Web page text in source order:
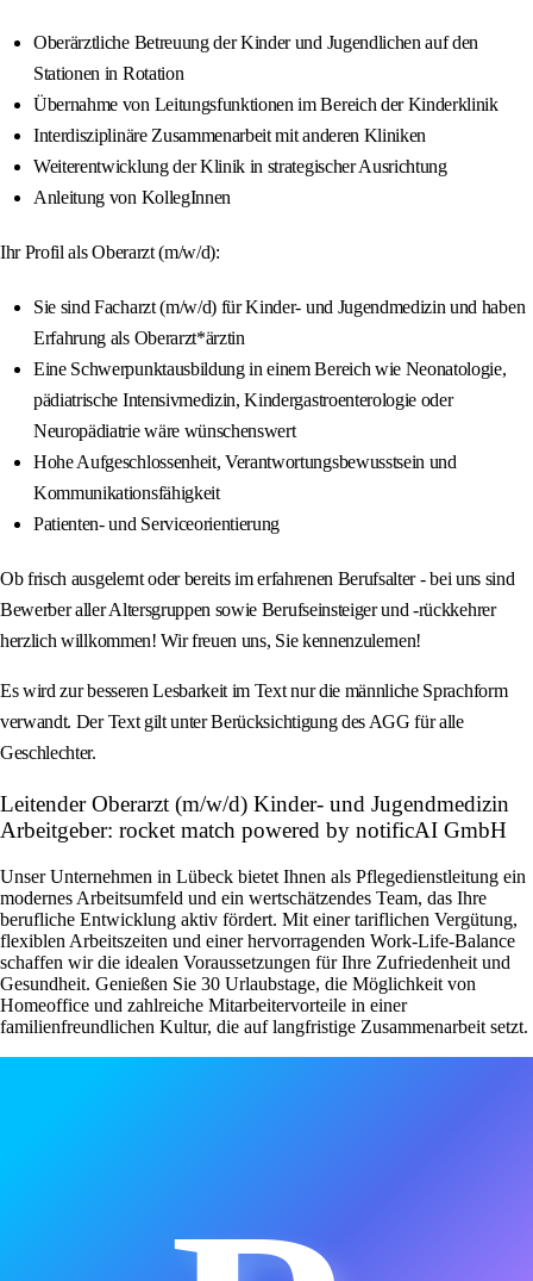
Oberärztliche Betreuung der Kinder und Jugendlichen auf den
Stationen in Rotation
Übernahme von Leitungsfunktionen im Bereich der Kinderklinik
Interdisziplinäre Zusammenarbeit mit anderen Kliniken
Weiterentwicklung der Klinik in strategischer Ausrichtung
Anleitung von KollegInnen
Ihr Profil als Oberarzt (m/w/d):
Sie sind Facharzt (m/w/d) für Kinder- und Jugendmedizin und haben
Erfahrung als Oberarzt*ärztin
Eine Schwerpunktausbildung in einem Bereich wie Neonatologie,
pädiatrische Intensivmedizin, Kindergastroenterologie oder
Neuropädiatrie wäre wünschenswert
Hohe Aufgeschlossenheit, Verantwortungsbewusstsein und
Kommunikationsfähigkeit
Patienten- und Serviceorientierung
Ob frisch ausgelernt oder bereits im erfahrenen Berufsalter - bei uns sind
Bewerber aller Altersgruppen sowie Berufseinsteiger und -rückkehrer
herzlich willkommen! Wir freuen uns, Sie kennenzulernen!
Es wird zur besseren Lesbarkeit im Text nur die männliche Sprachform
verwandt. Der Text gilt unter Berücksichtigung des AGG für alle
Geschlechter.
Leitender Oberarzt (m/w/d) Kinder- und Jugendmedizin
Arbeitgeber: rocket match powered by notificAI GmbH
Unser Unternehmen in Lübeck bietet Ihnen als Pflegedienstleitung ein
modernes Arbeitsumfeld und ein wertschätzendes Team, das Ihre
berufliche Entwicklung aktiv fördert. Mit einer tariflichen Vergütung,
flexiblen Arbeitszeiten und einer hervorragenden Work-Life-Balance
schaffen wir die idealen Voraussetzungen für Ihre Zufriedenheit und
Gesundheit. Genießen Sie 30 Urlaubstage, die Möglichkeit von
Homeoffice und zahlreiche Mitarbeitervorteile in einer
familienfreundlichen Kultur, die auf langfristige Zusammenarbeit setzt.